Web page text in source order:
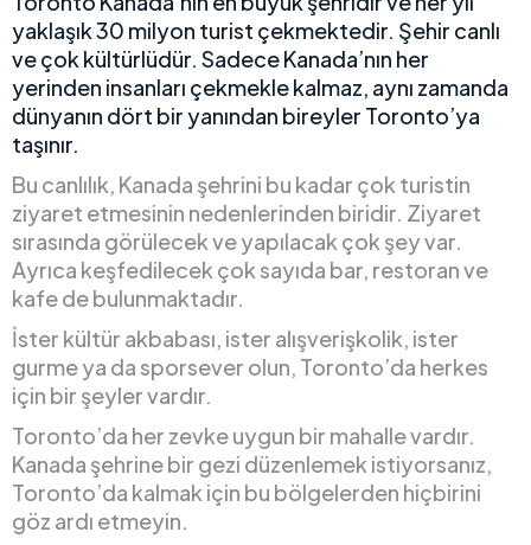
yaklaşık 30 milyon turist çekmektedir. Şehir canlı
ve çok kültürlüdür. Sadece Kanada’nın her
yerinden insanları çekmekle kalmaz, aynı zamanda
dünyanın dört bir yanından bireyler Toronto’ya
taşınır.
Bu canlılık, Kanada şehrini bu kadar çok turistin
ziyaret etmesinin nedenlerinden biridir. Ziyaret
sırasında görülecek ve yapılacak çok şey var.
Ayrıca keşfedilecek çok sayıda bar, restoran ve
kafe de bulunmaktadır.
İster kültür akbabası, ister alışverişkolik, ister
gurme ya da sporsever olun, Toronto’da herkes
için bir şeyler vardır.
Toronto’da her zevke uygun bir mahalle vardır.
Kanada şehrine bir gezi düzenlemek istiyorsanız,
Toronto’da kalmak için bu bölgelerden hiçbirini
göz ardı etmeyin.